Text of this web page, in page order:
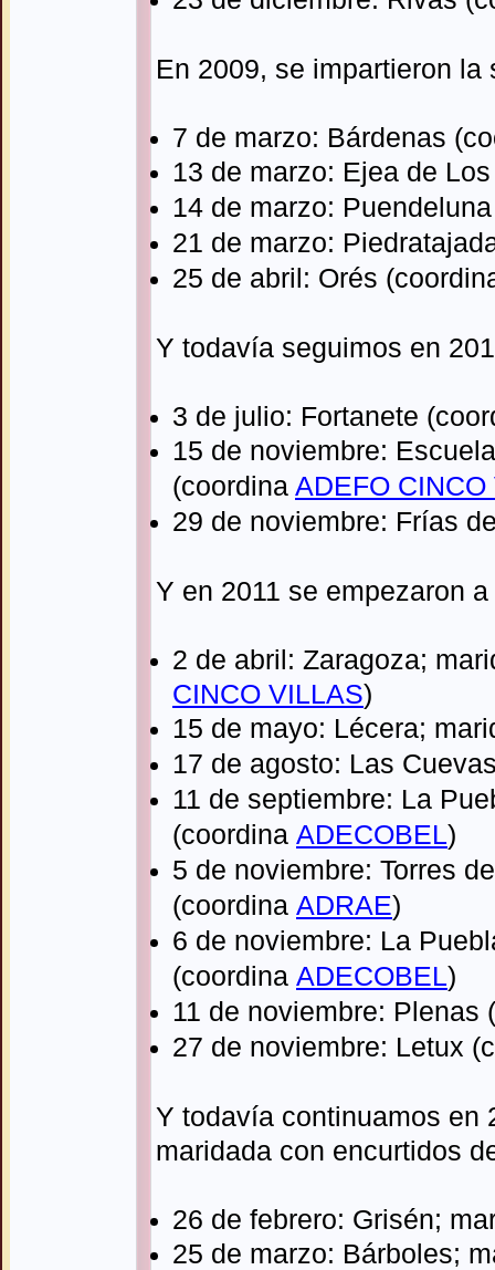
En 2009, se impartieron la
7 de marzo: Bárdenas
13 de marzo: Ejea de
14 de marzo:
21 de marzo:
25 de abril: Orés
Y todavía seguimos en
3 de julio: Fortanete
15 de noviembre:
(coordina ADEFO CINCO
29 de noviembre: Frías
Y en 2011 se empezaron
2 de abril : Zaragoza;
CINCO VILLAS)
15 de mayo: Lécera;
17 de agosto: Las
11 de septiembre: La
(coordina ADECOBEL)
5 de noviembre: Torres
(coordina ADRAE)
6 de noviembre: La
(coordina ADECOBEL)
11 de noviembre: Plenas
27 de noviembre: Letux
Y todavía continuamos en
maridada con encurtidos
26 de febrero: Grisén;
25 de marzo: Bárboles;